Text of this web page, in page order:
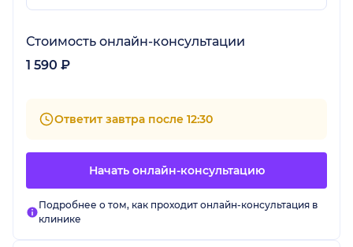
Стоимость онлайн-консультации
1 590 ₽
Ответит завтра после 12:30
Начать онлайн-консультацию
Подробнее о том, как проходит онлайн-консультация в
клинике